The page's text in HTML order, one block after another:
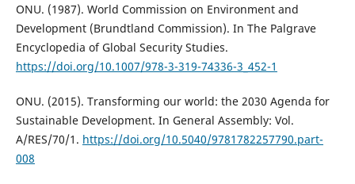
ONU. (1987). World Commission on Environment and
Development (Brundtland Commission). In The Palgrave
Encyclopedia of Global Security Studies.
https://doi.org/10.1007/978-3-319-74336-3_452-1
ONU. (2015). Transforming our world: the 2030 Agenda for
Sustainable Development. In General Assembly: Vol.
A/RES/70/1. https://doi.org/10.5040/9781782257790.part-
008